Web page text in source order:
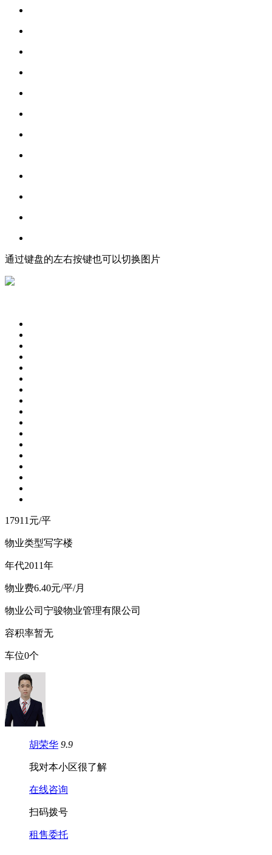
通过键盘的左右按键也可以切换图片
17911元/平
物业类型写字楼
年代2011年
物业费6.40元/平/月
物业公司 宁骏物业管理有限公司
容积率暂无
车位0个
胡荣华 9.9
我对本小区很了解
在线咨询
扫码拨号
租售委托